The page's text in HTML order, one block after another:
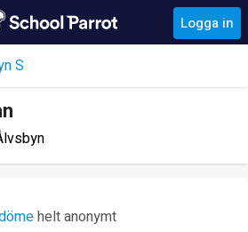
Logga in
S
helt anonymt